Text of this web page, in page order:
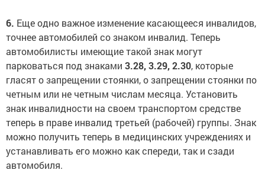
6. Еще одно важное изменение касающееся инвалидов,
точнее автомобилей со знаком инвалид. Теперь
автомобилисты имеющие такой знак могут
парковаться под знаками 3.28, 3.29, 2.30, которые
гласят о запрещении стоянки, о запрещении стоянки по
четным или не четным числам месяца. Установить
знак инвалидности на своем транспортом средстве
теперь в праве инвалид третьей (рабочей) группы. Знак
можно получить теперь в медицинских учреждениях и
устанавливать его можно как спереди, так и сзади
автомобиля.